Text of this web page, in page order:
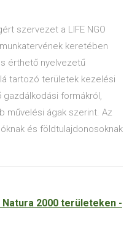
szervezet a LIFE NGO
keretében
érthető nyelvezetű
tartozó területek kezelési
formákról,
művelési ágak szerint. Az
és földtulajdonosoknak
2000 területeken -